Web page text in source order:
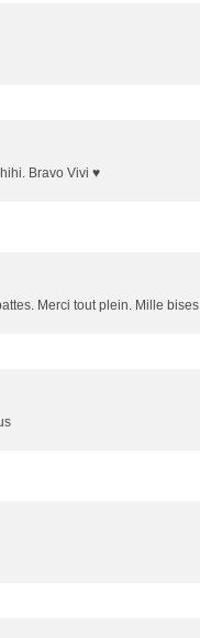
Bravo Vivi ♥
Merci tout plein. Mille bises.